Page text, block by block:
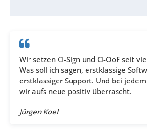
Wir setzen CI-Sign und CI-OoF seit
Was soll ich sagen, erstklassige
erstklassiger Support. Und bei
wir aufs neue positiv überrascht.
Jürgen Koel